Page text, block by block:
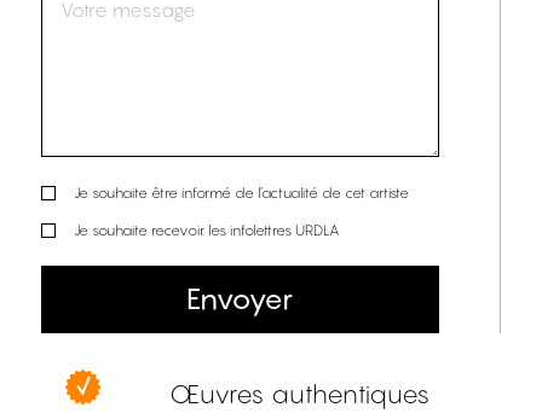
Je souhaite être informé de l’actualité de cet artiste
Je souhaite recevoir les infolettres URDLA
Envoyer
Œuvres authentiques